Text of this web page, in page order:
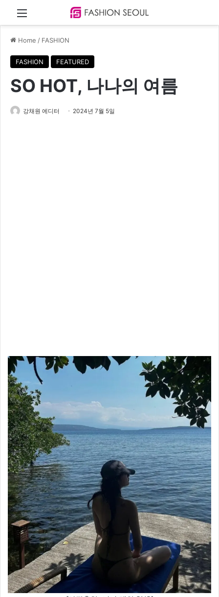
Menu
Home / FASHION
FASHION FEATURED
SO HOT, 나나의 여름
강채원 에디터 2024년 7월 5일